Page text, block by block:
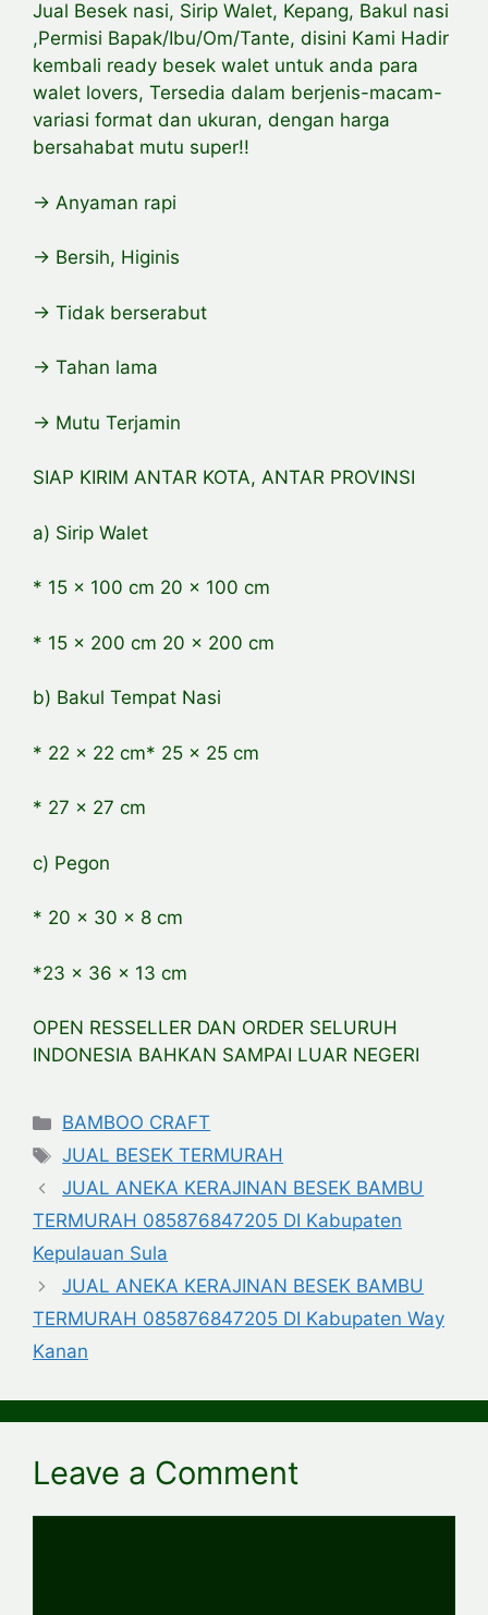
Jual Besek nasi, Sirip Walet, Kepang, Bakul nasi
,Permisi Bapak/Ibu/Om/Tante, disini Kami Hadir
kembali ready besek walet untuk anda para
walet lovers, Tersedia dalam berjenis-macam-
variasi format dan ukuran, dengan harga
bersahabat mutu super!!
-> Anyaman rapi
-> Bersih, Higinis
-> Tidak berserabut
-> Tahan lama
-> Mutu Terjamin
SIAP KIRIM ANTAR KOTA, ANTAR PROVINSI
a) Sirip Walet
* 15 x 100 cm 20 x 100 cm
* 15 x 200 cm 20 x 200 cm
b) Bakul Tempat Nasi
* 22 x 22 cm* 25 x 25 cm
* 27 x 27 cm
c) Pegon
* 20 x 30 x 8 cm
*23 x 36 x 13 cm
OPEN RESSELLER DAN ORDER SELURUH
INDONESIA BAHKAN SAMPAI LUAR NEGERI
Categories
BAMBOO CRAFT
Tags
JUAL BESEK TERMURAH
JUAL ANEKA KERAJINAN BESEK BAMBU
TERMURAH 085876847205 DI Kabupaten
Kepulauan Sula
JUAL ANEKA KERAJINAN BESEK BAMBU
TERMURAH 085876847205 DI Kabupaten Way
Kanan
Leave a Comment